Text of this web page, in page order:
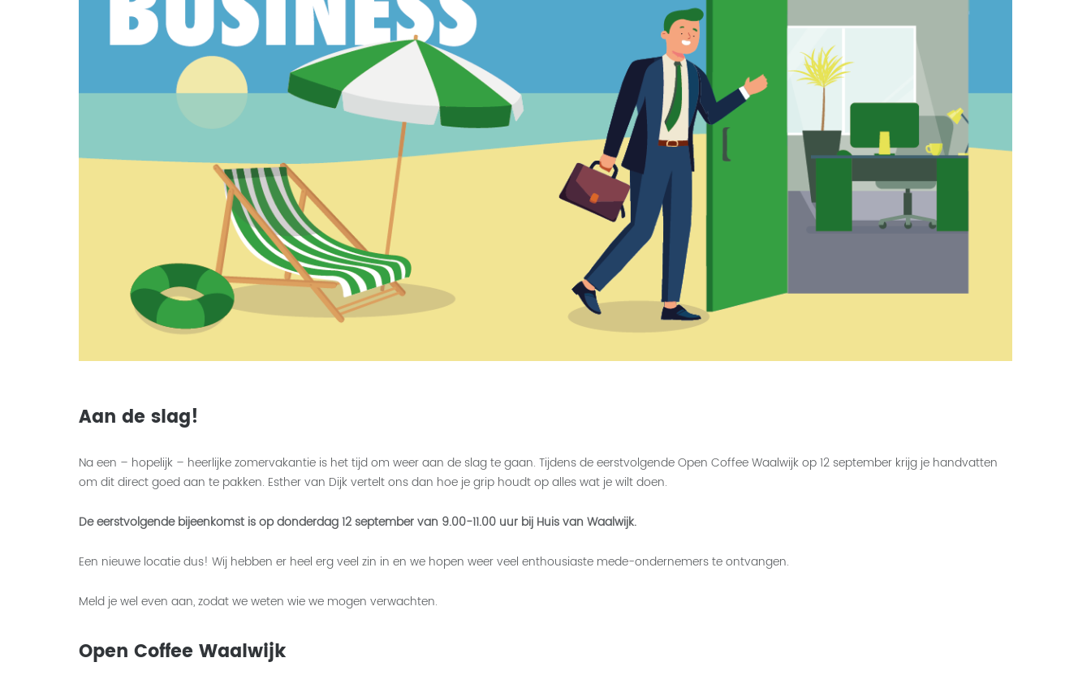
Aan de slag!
Na een – hopelijk – heerlijke zomervakantie is het tijd om weer aan de slag te gaan. Tijdens de eerstvolgende Open Coffee Waalwijk op 12 september krijg je handvatten
om dit direct goed aan te pakken. Esther van Dijk vertelt ons dan hoe je grip houdt op alles wat je wilt doen.
De eerstvolgende bijeenkomst is op donderdag 12 september van 9.00-11.00 uur bij Huis van Waalwijk.
Een nieuwe locatie dus! Wij hebben er heel erg veel zin in en we hopen weer veel enthousiaste mede-ondernemers te ontvangen.
Meld je wel even aan, zodat we weten wie we mogen verwachten.
Open Coffee Waalwijk